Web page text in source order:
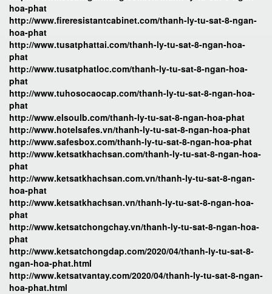
hoa-phat
http://www.fireresistantcabinet.com/thanh-ly-tu-sat-8-ngan-
hoa-phat
http://www.tusatphattai.com/thanh-ly-tu-sat-8-ngan-hoa-
phat
http://www.tusatphatloc.com/thanh-ly-tu-sat-8-ngan-hoa-
phat
http://www.tuhosocaocap.com/thanh-ly-tu-sat-8-ngan-hoa-
phat
http://www.elsoulb.com/thanh-ly-tu-sat-8-ngan-hoa-phat
http://www.hotelsafes.vn/thanh-ly-tu-sat-8-ngan-hoa-phat
http://www.safesbox.com/thanh-ly-tu-sat-8-ngan-hoa-phat
http://www.ketsatkhachsan.com/thanh-ly-tu-sat-8-ngan-hoa-
phat
http://www.ketsatkhachsan.com.vn/thanh-ly-tu-sat-8-ngan-
hoa-phat
http://www.ketsatkhachsan.vn/thanh-ly-tu-sat-8-ngan-hoa-
phat
http://www.ketsatchongchay.vn/thanh-ly-tu-sat-8-ngan-hoa-
phat
http://www.ketsatchongdap.com/2020/04/thanh-ly-tu-sat-8-
ngan-hoa-phat.html
http://www.ketsatvantay.com/2020/04/thanh-ly-tu-sat-8-ngan-
hoa-phat.html